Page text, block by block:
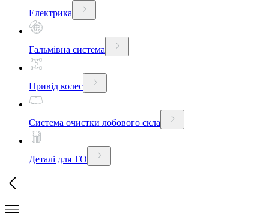
Електрика
Гальмівна система
Привід колес
Система очистки лобового скла
Деталі для ТО